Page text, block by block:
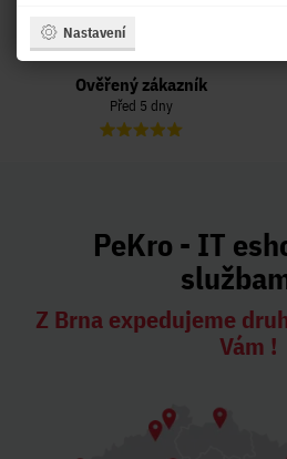
Ověřený zákazník
Před 5 dny
PeKro - IT
Z Brna expedujeme
Vám !
Nastavení